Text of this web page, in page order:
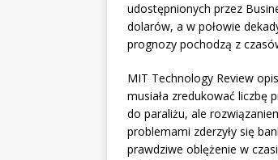
udostępnionych przez
dolarów, a w połowie
prognozy pochodzą z
MIT Technology Review
musiała zredukować liczbę
do paraliżu, ale
problemami zderzyły się
prawdziwe oblężenie w